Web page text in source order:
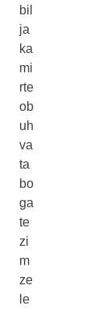
bil
ja
ka
mi
rte
ob
uh
va
ta
bo
ga
te
zi
m
ze
le